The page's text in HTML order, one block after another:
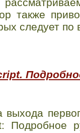
также
следует по
выхода
Подробное